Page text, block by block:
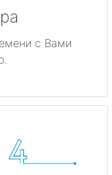
с Вами